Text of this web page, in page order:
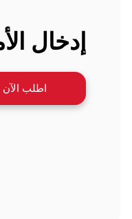
إدخال
اطلب الآن